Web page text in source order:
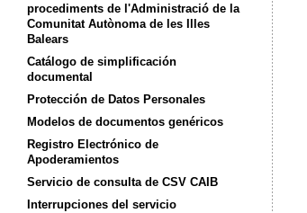
procediments de l'Administració de la
Comunitat Autònoma de les Illes
Balears
Catálogo de simplificación
documental
Protección de Datos Personales
Modelos de documentos genéricos
Registro Electrónico de
Apoderamientos
Servicio de consulta de CSV CAIB
Interrupciones del servicio